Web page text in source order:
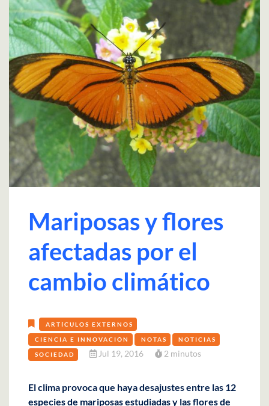
Mariposas y flores
afectadas por el
cambio climático
ARTÍCULOS EXTERNOS
CIENCIA E INNOVACIÓN NOTAS NOTICIAS
SOCIEDAD Jul 19, 2016 2 minutos
El clima provoca que haya desajustes entre las 12
especies de mariposas estudiadas y las flores de